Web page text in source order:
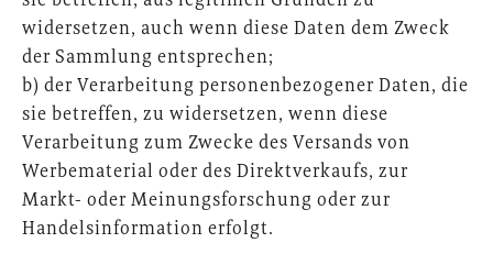
widersetzen, auch wenn diese Daten dem Zweck
der Sammlung entsprechen;
b) der Verarbeitung personenbezogener Daten, die
sie betreffen, zu widersetzen, wenn diese
Verarbeitung zum Zwecke des Versands von
Werbematerial oder des Direktverkaufs, zur
Markt- oder Meinungsforschung oder zur
Handelsinformation erfolgt.